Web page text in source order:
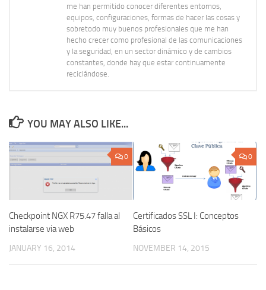
me han permitido conocer diferentes entornos,
equipos, configuraciones, formas de hacer las cosas y
sobretodo muy buenos profesionales que me han
hecho crecer como profesional de las comunicaciones
y la seguridad, en un sector dinámico y de cambios
constantes, donde hay que estar continuamente
reciclándose.
YOU MAY ALSO LIKE...
0
Checkpoint NGX R75.47 falla al
instalarse via web
JANUARY 16, 2014
0
Certificados SSL I: Conceptos
Básicos
NOVEMBER 14, 2015